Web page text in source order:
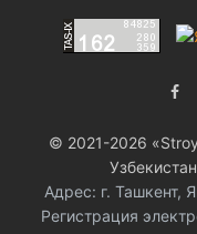
© 2021-2026
Адрес: г. Ташкент,
Регистрация